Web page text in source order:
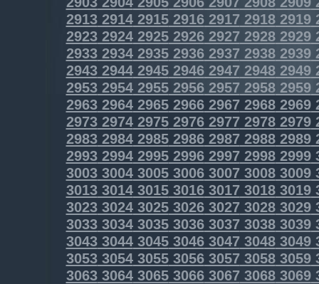
29132914291529162917 29182919
29232924292529262927 29282929
29332934293529362937 29382939
29432944294529462947 29482949
29532954295529562957 29582959
2963296429652966296729682969
2973297429752976297729782979
2983298429852986298729882989
2993299429952996299729982999
3003300430053006300730083009
3013301430153016301730183019
3023302430253026302730283029
3033303430353036303730383039
3043304430453046304730483049
3053305430553056305730583059
3063306430653066306730683069